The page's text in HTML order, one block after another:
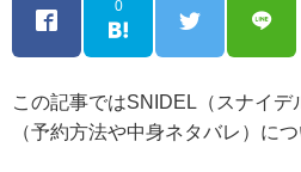
0
この記事ではSNIDEL（スナイデ
（予約方法や中身ネタバレ）に